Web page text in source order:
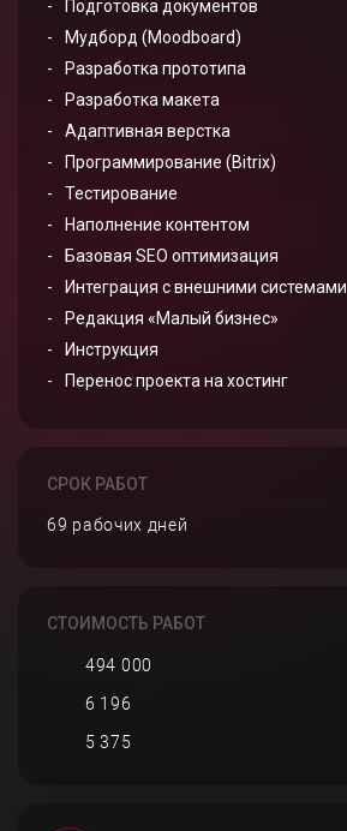
Подготовка документов
Мудборд (Moodboard)
Разработка прототипа
Разработка макета
Адаптивная верстка
Программирование (Bitrix)
Тестирование
Наполнение контентом
Базовая SEO оптимизация
Интеграция с внешними системами
Редакция «Малый бизнес»
Инструкция
Перенос проекта на хостинг
СРОК РАБОТ
69 рабочих дней
СТОИМОСТЬ РАБОТ
494 000
6 196
5 375